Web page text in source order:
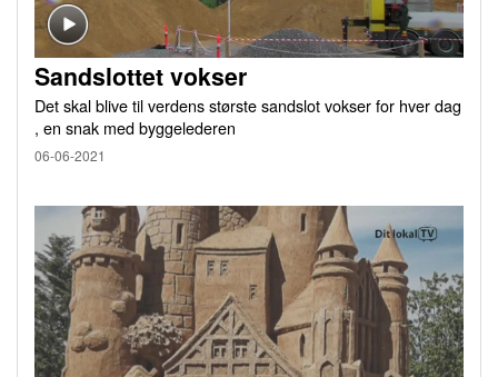
Sandslottet vokser
Det skal blive til verdens største sandslot vokser for hver dag
, en snak med byggelederen
06-06-2021